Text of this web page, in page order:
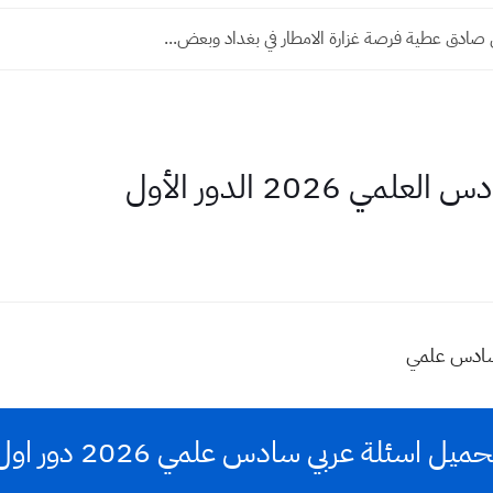
صادق عطية فرصة غزارة الامطار في بغداد وبعض...
الدور الأول
اسئلة عربي سادس علمي 2026 دور اول